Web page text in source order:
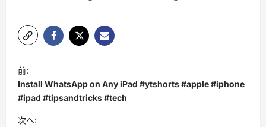
投
稿
ナ
ビ
前:
Install WhatsApp on Any iPad #ytshorts #apple #iphone
#ipad #tipsandtricks #tech
次へ: